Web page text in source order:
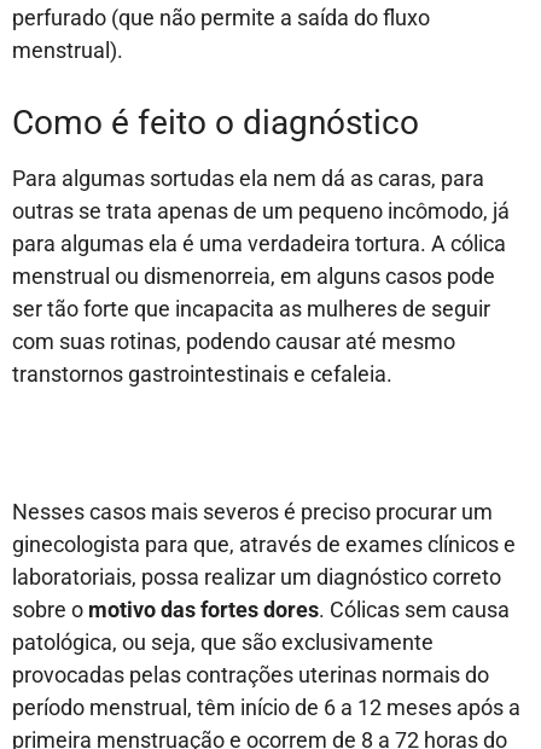
perfurado (que não permite a saída do fluxo
menstrual).
Como é feito o diagnóstico
Para algumas sortudas ela nem dá as caras, para
outras se trata apenas de um pequeno incômodo, já
para algumas ela é uma verdadeira tortura. A cólica
menstrual ou dismenorreia, em alguns casos pode
ser tão forte que incapacita as mulheres de seguir
com suas rotinas, podendo causar até mesmo
transtornos gastrointestinais e cefaleia.
Nesses casos mais severos é preciso procurar um
ginecologista para que, através de exames clínicos e
laboratoriais, possa realizar um diagnóstico correto
sobre o motivo das fortes dores. Cólicas sem causa
patológica, ou seja, que são exclusivamente
provocadas pelas contrações uterinas normais do
período menstrual, têm início de 6 a 12 meses após a
primeira menstruação e ocorrem de 8 a 72 horas do